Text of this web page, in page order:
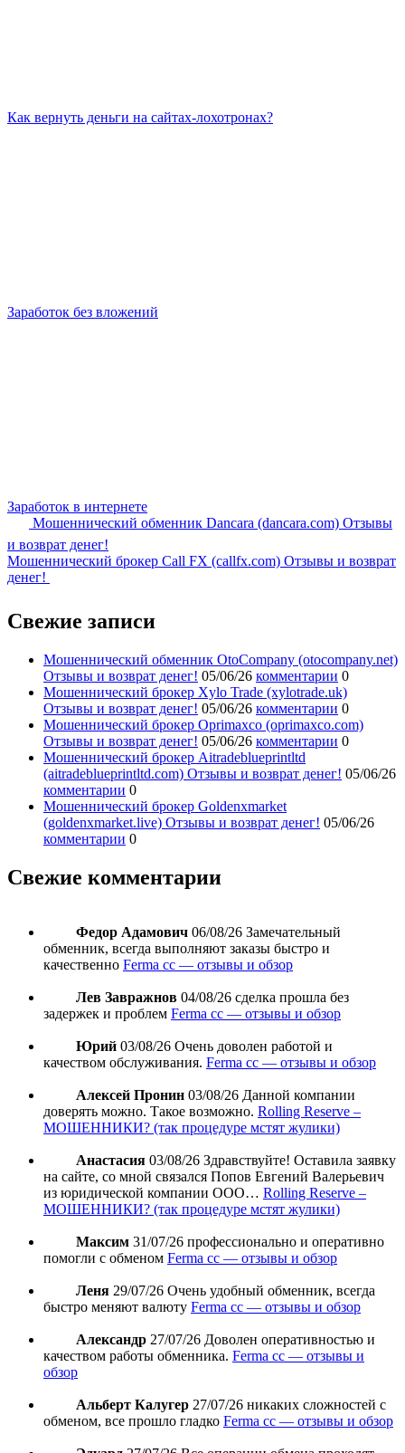
Как вернуть деньги на сайтах-лохотронах?
Заработок без вложений
Заработок в интернете
Мошеннический обменник Dancara (dancara.com) Отзывы
и возврат денег!
Мошеннический брокер Call FX (callfx.com) Отзывы и возврат
денег!
Свежие записи
Мошеннический обменник OtoCompany (otocompany.net)
Отзывы и возврат денег! 05/06/26 комментарии 0
Мошеннический брокер Xylo Trade (xylotrade.uk)
Отзывы и возврат денег! 05/06/26 комментарии 0
Мошеннический брокер Oprimaxco (oprimaxco.com)
Отзывы и возврат денег! 05/06/26 комментарии 0
Мошеннический брокер Aitradeblueprintltd
(aitradeblueprintltd.com) Отзывы и возврат денег! 05/06/26
комментарии 0
Мошеннический брокер Goldenxmarket
(goldenxmarket.live) Отзывы и возврат денег! 05/06/26
комментарии 0
Свежие комментарии
Федор Адамович 06/08/26 Замечательный
обменник, всегда выполняют заказы быстро и
качественно Ferma cc — отзывы и обзор
Лев Завражнов 04/08/26 сделка прошла без
задержек и проблем Ferma cc — отзывы и обзор
Юрий 03/08/26 Очень доволен работой и
качеством обслуживания. Ferma cc — отзывы и обзор
Алексей Пронин 03/08/26 Данной компании
доверять можно. Такое возможно. Rolling Reserve –
МОШЕННИКИ? (так процедуре мстят жулики)
Анастасия 03/08/26 Здравствуйте! Оставила заявку
на сайте, со мной связался Попов Евгений Валерьевич
из юридической компании ООО… Rolling Reserve –
МОШЕННИКИ? (так процедуре мстят жулики)
Максим 31/07/26 профессионально и оперативно
помогли с обменом Ferma cc — отзывы и обзор
Леня 29/07/26 Очень удобный обменник, всегда
быстро меняют валюту Ferma cc — отзывы и обзор
Александр 27/07/26 Доволен оперативностью и
качеством работы обменника. Ferma cc — отзывы и
обзор
Альберт Калугер 27/07/26 никаких сложностей с
обменом, все прошло гладко Ferma cc — отзывы и обзор